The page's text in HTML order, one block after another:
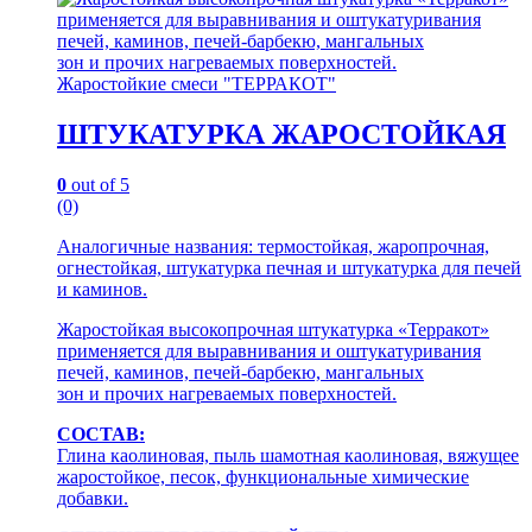
Жаростойкие смеси "ТЕРРАКОТ"
ШТУКАТУРКА ЖАРОСТОЙКАЯ
0 out of 5
(0)
Аналогичные названия: термостойкая, жаропрочная,
огнестойкая, штукатурка печная и штукатурка для печей
и каминов.
Жаростойкая высокопрочная штукатурка «Терракот»
применяется для выравнивания и оштукатуривания
печей, каминов, печей-барбекю, мангальных
зон и прочих нагреваемых поверхностей.
СОСТАВ:
Глина каолиновая, пыль шамотная каолиновая, вяжущее
жаростойкое, песок, функциональные химические
добавки.